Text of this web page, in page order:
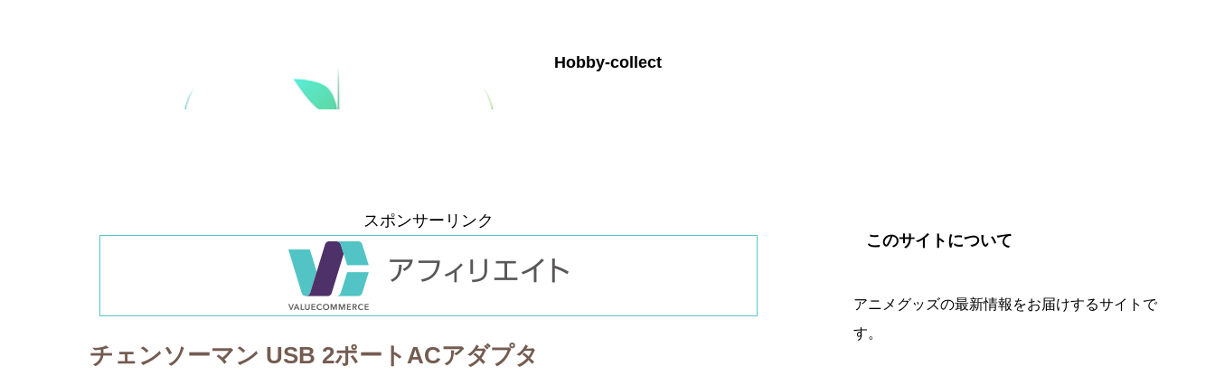
Hobby-collect
スポンサーリンク
チェンソーマン USB 2ポートACアダプタ
このサイトについて
アニメグッズの最新情報をお届けするサイトで
す。